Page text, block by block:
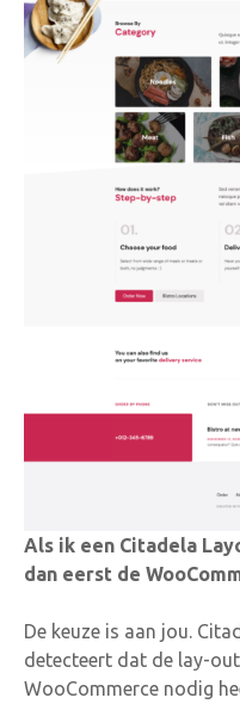
Als ik een Citadela
dan eerst de
De keuze is aan jou.
detecteert dat de lay-
WooCommerce nodig